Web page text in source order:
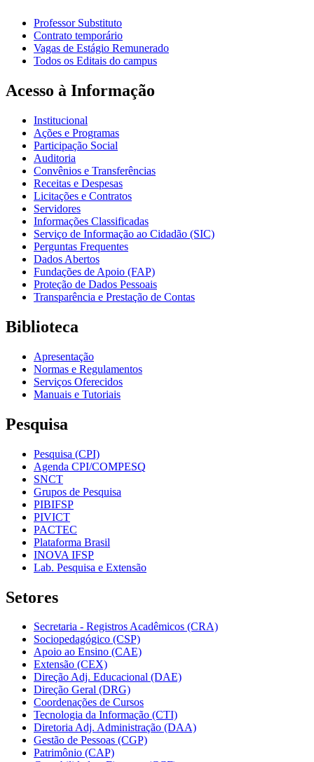
Professor Substituto
Contrato temporário
Vagas de Estágio Remunerado
Todos os Editais do campus
Acesso à Informação
Institucional
Ações e Programas
Participação Social
Auditoria
Convênios e Transferências
Receitas e Despesas
Licitações e Contratos
Servidores
Informações Classificadas
Serviço de Informação ao Cidadão (SIC)
Perguntas Frequentes
Dados Abertos
Fundações de Apoio (FAP)
Proteção de Dados Pessoais
Transparência e Prestação de Contas
Biblioteca
Apresentação
Normas e Regulamentos
Serviços Oferecidos
Manuais e Tutoriais
Pesquisa
Pesquisa (CPI)
Agenda CPI/COMPESQ
SNCT
Grupos de Pesquisa
PIBIFSP
PIVICT
PACTEC
Plataforma Brasil
INOVA IFSP
Lab. Pesquisa e Extensão
Setores
Secretaria - Registros Acadêmicos (CRA)
Sociopedagógico (CSP)
Apoio ao Ensino (CAE)
Extensão (CEX)
Direção Adj. Educacional (DAE)
Direção Geral (DRG)
Coordenações de Cursos
Tecnologia da Informação (CTI)
Diretoria Adj. Administração (DAA)
Gestão de Pessoas (CGP)
Patrimônio (CAP)